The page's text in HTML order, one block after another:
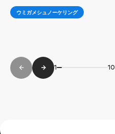
ウミガメシュノーケリング
1 10